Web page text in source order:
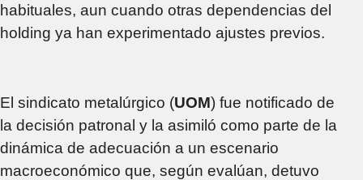
habituales, aun cuando otras dependencias del
holding ya han experimentado ajustes previos.
El sindicato metalúrgico (UOM) fue notificado de
la decisión patronal y la asimiló como parte de la
dinámica de adecuación a un escenario
macroeconómico que, según evalúan, detuvo